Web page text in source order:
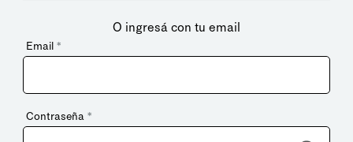
O ingresá con tu email
Email *
Contraseña *